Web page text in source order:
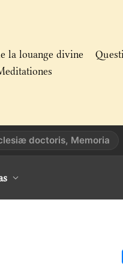
la louange divine
doctoris, Memoria